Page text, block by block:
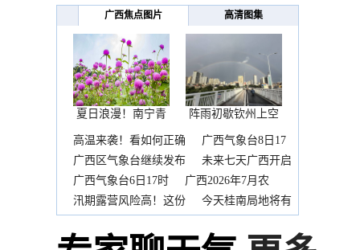
广西焦点图片 高清图集
夏日浪漫！南宁青
阵雨初歇钦州上空
高温来袭！看如何正确
广西气象台8日17
时
广西区气象台继续发布
未来七天广西开启
晴热
广西气象台6日17时
广西2026年7月农
汛期露营风险高！这份
今天桂南局地将有